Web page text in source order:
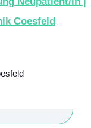
Coesfeld